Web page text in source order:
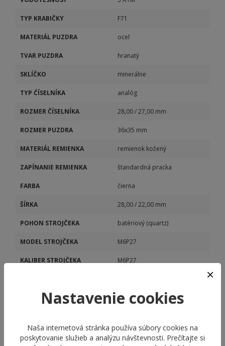
TYP KRABIČKY F71
MATERIÁL PUZDRA oceľ
TVAR PUZDRA hranatý
SKLÍČKO minerálne
TYP ČÍSELNÍKA analóg
ROZMER ČÍSELNÍKA 28,00 / 27,00 mm
ROZMER PUZDRA 36x35 mm
MATERIÁL REMIENKA remienok kožený
ZAPÍNANIE REMIENKA štandardná pracka
FARBA čierna
ŠÍRKA 28,00 / 22,00 mm
POHON STROJČEKA batériový (quartz)
MODEL STROJČEKA M6P27
KALIBER STROJČEKA M6P27
DEŇ V TÝŽDNI Áno
Nastavenie cookies
Naša internetová stránka používa súbory cookies na
poskytovanie služieb a analýzu návštevnosti. Prečítajte si